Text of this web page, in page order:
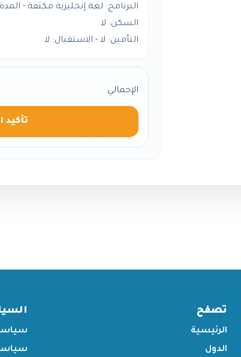
البرنامج: لغة إنجليزية مكثفة - المدة: 8
السكن: لا
التأمين: لا - الاستقبال: لا
الإجمالي
تأكيد
تصفح
الرئيسية
الدول